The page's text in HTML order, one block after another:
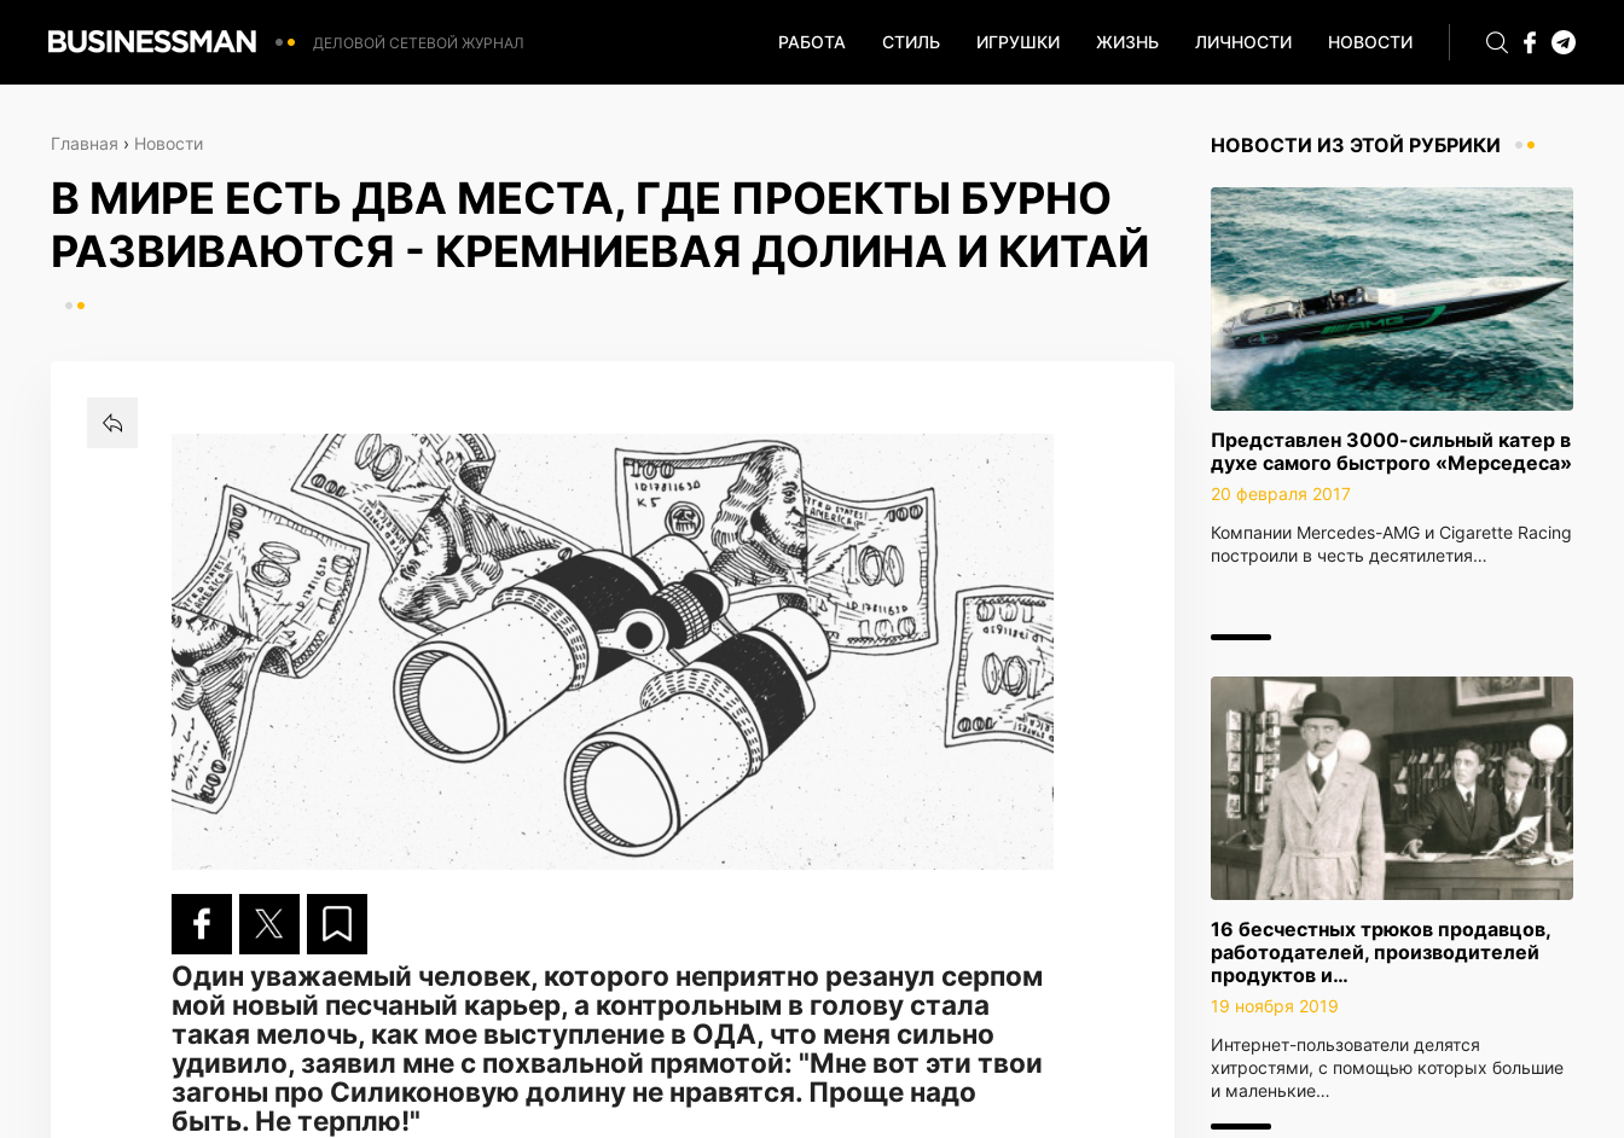
ДЕЛОВОЙ СЕТЕВОЙ ЖУРНАЛ РАБОТА СТИЛЬ ИГРУШКИ ЖИЗНЬ ЛИЧНОСТИ НОВОСТИ
НОВОСТИ ИЗ ЭТОЙ РУБРИКИ
Представлен 3000-сильный катер в
духе самого быстрого «Мерседеса»
20 февраля 2017
Компании Mercedes-AMG и Cigarette Racing
построили в честь десятилетия…
16 бесчестных трюков продавцов,
работодателей, производителей
продуктов и…
19 ноября 2019
Интернет-пользователи делятся
хитростями, с помощью которых большие
и маленькие…
Главная › Новости
В МИРЕ ЕСТЬ ДВА МЕСТА, ГДЕ ПРОЕКТЫ БУРНО
РАЗВИВАЮТСЯ - КРЕМНИЕВАЯ ДОЛИНА И КИТАЙ
Один уважаемый человек, которого неприятно резанул серпом
мой новый песчаный карьер, а контрольным в голову стала
такая мелочь, как мое выступление в ОДА, что меня сильно
удивило, заявил мне с похвальной прямотой: "Мне вот эти твои
загоны про Силиконовую долину не нравятся. Проще надо
быть. Не терплю!"